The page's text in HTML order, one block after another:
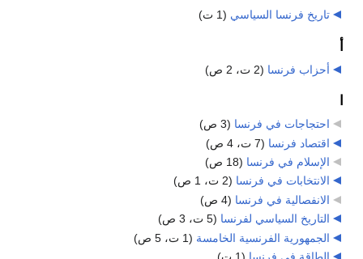
تاريخ فرنسا السياسي (1 ت)
أحزاب فرنسا (2 ت، 2 ص)
احتجاجات في فرنسا (3 ص)
اقتصاد فرنسا (7 ت، 4 ص)
الإسلام في فرنسا (18 ص)
الانتخابات في فرنسا (2 ت، 1 ص)
الانفصالية في فرنسا (4 ص)
التاريخ السياسي لفرنسا (5 ت، 3 ص)
الجمهورية الفرنسية الخامسة (1 ت، 5 ص)